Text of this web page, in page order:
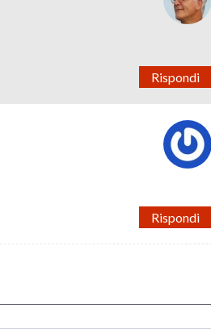
Rispondi
Rispondi